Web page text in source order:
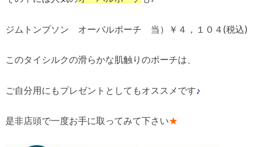
ジムトンプソン オーバルポーチ 当）￥４，１０４(税込)
このタイシルクの滑らかな肌触りのポーチは、
ご自分用にもプレゼントとしてもオススメです♪
是非店頭で一度お手に取ってみて下さい★